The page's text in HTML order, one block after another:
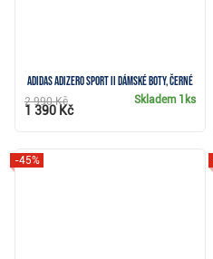
Adidas Adizero Sport II dámské boty, černé
Skladem 1ks
2 990 Kč
1 390 Kč
-45%